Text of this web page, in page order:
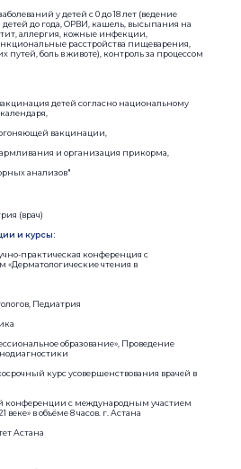
у детей с 0 до 18 лет (ведение
детей до года, ОРВИ, кашель, высыпания на
аллергия, кожные инфекции,
расстройства пищеварения,
боль в животе), контроль за процессом
детей согласно национальному
вакцинации,
и организация прикорма,
анализов"
(врач)
и курсы:
практическая конференция с
чтения в
Педиатрия
образование», Проведение
курс усовершенствования врачей в
конференции с международным участием
в объёме 8 часов. г. Астана
Астана